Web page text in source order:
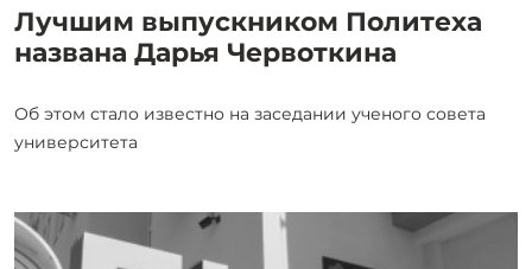
Лучшим выпускником Политеха
названа Дарья Червоткина
Об этом стало известно на заседании ученого совета
университета